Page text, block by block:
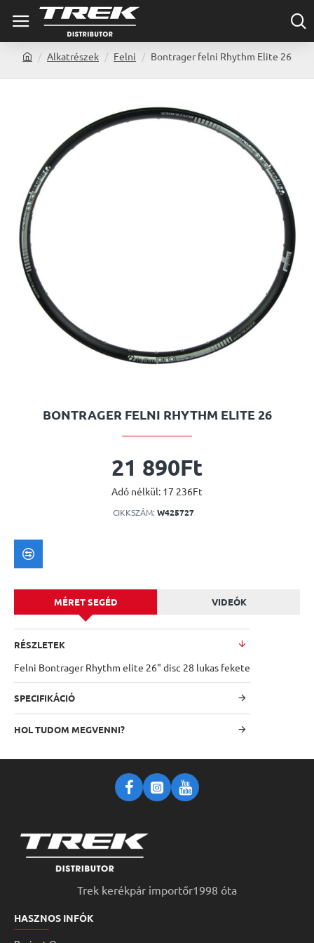
o
Alkatrészek Felni Bontrager felni Rhythm Elite 26
BONTRAGER FELNI RHYTHM ELITE 26
21 890Ft
Adó nélkül: 17 236Ft
CIKKSZÁM: W425727
MÉRET SEGÉD VIDEÓK
RÉSZLETEK
Felni Bontrager Rhythm elite 26" disc 28 lukas fekete
SPECIFIKÁCIÓ
HOL TUDOM MEGVENNI?
Trek kerékpár importőr1998 óta
HASZNOS INFÓK